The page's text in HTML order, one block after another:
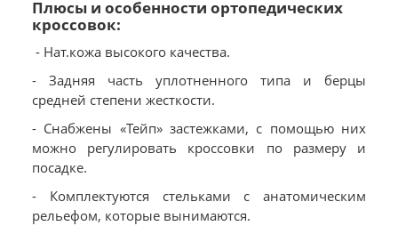
Плюсы и особенности ортопедических
кроссовок:
- Нат.кожа высокого качества.
- Задняя часть уплотненного типа и берцы
средней степени жесткости.
- Снабжены «Тейп» застежками, с помощью них
можно регулировать кроссовки по размеру и
посадке.
- Комплектуются стельками с анатомическим
рельефом, которые вынимаются.